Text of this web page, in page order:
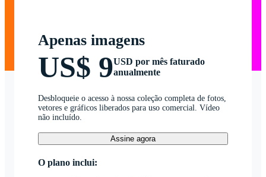
Apenas imagens
US$ 9USD por mês faturado
anualmente
Desbloqueie o acesso à nossa coleção completa de fotos,
vetores e gráficos liberados para uso comercial. Vídeo
não incluído.
Assine agora
O plano inclui: